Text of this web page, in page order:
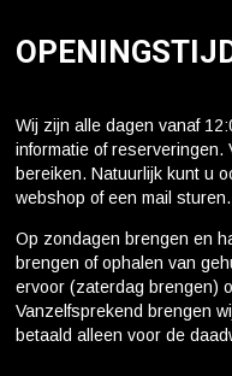
Wij zijn alle dagen vanaf
informatie of
bereiken. Natuurlijk kunt u
webshop of een mail sturen.
Op zondagen brengen en
brengen of ophalen van
ervoor (zaterdag brengen)
Vanzelfsprekend brengen
betaald alleen voor de